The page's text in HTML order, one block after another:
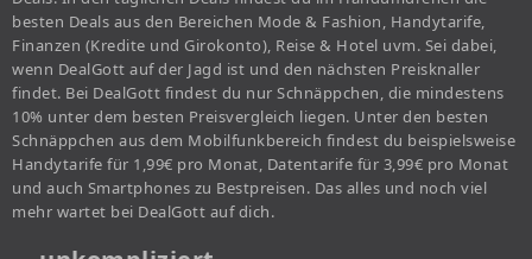
besten Deals aus den Bereichen Mode & Fashion, Handytarife,
Finanzen (Kredite und Girokonto), Reise & Hotel uvm. Sei dabei,
wenn DealGott auf der Jagd ist und den nächsten Preisknaller
findet. Bei DealGott findest du nur Schnäppchen, die mindestens
10% unter dem besten Preisvergleich liegen. Unter den besten
Schnäppchen aus dem Mobilfunkbereich findest du beispielsweise
Handytarife für 1,99€ pro Monat, Datentarife für 3,99€ pro Monat
und auch Smartphones zu Bestpreisen. Das alles und noch viel
mehr wartet bei DealGott auf dich.